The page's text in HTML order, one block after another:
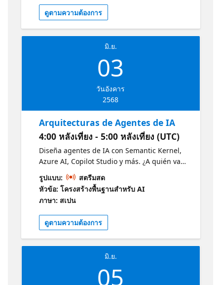
https://aka.ms/May21AIFoundryConceptsRAG1
Repositories
https://github.com/cihancinar/nextjs-azure-
ai-starter https://github.com/Azure-Samples/
de uso clave, comprenderemos las
herramientas y técnicas disponibles y,
finalmente, construiremos un Agente de IA
utilizando el Servicio de Agentes de IA de
Azure. ¿A quién va dirigido? Desarrolladores
e interesados en AI con conocimiento tecnico
intermedio de LLM ¿Por qué debería asistir?
sido llamado el año de los Agentes de IA,
pero navegar entre toda la exageración
ayudará a distinguir entre realidad y hype.
Comprensión fundamental: Obtendrás una
comprensión clara de qué son los agentes
de IA, cómo funcionan y cuáles son sus casos
de uso más efectivos. Conocimiento práctico:
La sesión incluye demostraciones prácticas
utilizando el SDK de Python de Azure AI
Foundry, lo que te permitirá ver la
tecnologías clave: Conocerás herramientas y
Service, Semantic Kernel y Autogen.
Oportunidad de aprendizaje: El nivel 100
perfecta para quienes quieren iniciarse en
ดูตามความต้องการ
มิ.ย.
03
วันอังคาร
2568
Arquitecturas de Agentes de IA
4:00 หลังเที่ยง - 5:00 หลังเที่ยง (UTC)
Diseña agentes de IA con Semantic Kernel,
Azure AI, Copilot Studio y más. ¿A quién va
dirigido? Desarrolladores Arquitectos de
Software ¿Por qué debería asistir? -
Aprenderás a diseñar arquitecturas de
agentes de IA modernas, modulares y
escalables, basadas en tecnologías de
Microsoft como Semantic Kernel y Azure AI
Agent. Descubrirás cómo integrar agentes
en entornos reales, desde aplicaciones
distribuidas hasta experiencias
personalizadas con Copilot Studio. Aprende
más y desarrolla tus habilidades
รูปแบบ:
สตรีมสด
หัวข้อ: โครงสร้างพื้นฐานสําหรับ AI
ภาษา: สเปน
ดูตามความต้องการ
มิ.ย.
05